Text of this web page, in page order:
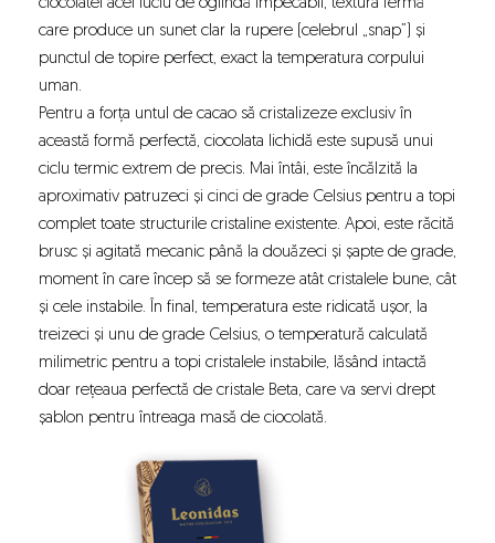
ciocolatei acel luciu de oglindă impecabil, textura fermă
care produce un sunet clar la rupere (celebrul „snap”) și
punctul de topire perfect, exact la temperatura corpului
uman.
Pentru a forța untul de cacao să cristalizeze exclusiv în
această formă perfectă, ciocolata lichidă este supusă unui
ciclu termic extrem de precis. Mai întâi, este încălzită la
aproximativ patruzeci și cinci de grade Celsius pentru a topi
complet toate structurile cristaline existente. Apoi, este răcită
brusc și agitată mecanic până la douăzeci și șapte de grade,
moment în care încep să se formeze atât cristalele bune, cât
și cele instabile. În final, temperatura este ridicată ușor, la
treizeci și unu de grade Celsius, o temperatură calculată
milimetric pentru a topi cristalele instabile, lăsând intactă
doar rețeaua perfectă de cristale Beta, care va servi drept
șablon pentru întreaga masă de ciocolată.